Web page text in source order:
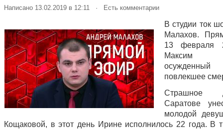
Написано 13.02.2019 в 12:11 · Есть комментарии
В студии ток
Малахов.
13 февраля
Максим
повлекшее
Саратове
молодой
Кощаковой, в этот день Ирине исполнилось 22 года. В